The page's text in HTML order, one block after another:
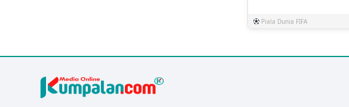
Piala Dunia FIFA